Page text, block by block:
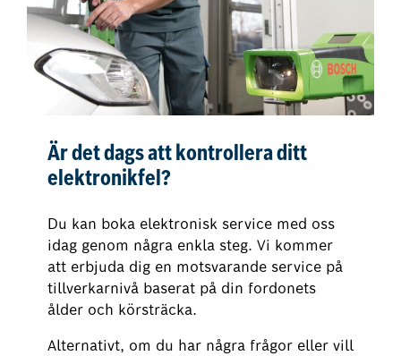
Är det dags att kontrollera ditt
elektronikfel?
Du kan boka elektronisk service med oss
idag genom några enkla steg. Vi kommer
att erbjuda dig en motsvarande service på
tillverkarnivå baserat på din fordonets
ålder och körsträcka.
Alternativt, om du har några frågor eller vill